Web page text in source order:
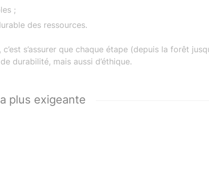
;
des ressources.
, c’est s’assurer que chaque étape (depuis la forêt
durabilité, mais aussi d’éthique.
plus exigeante